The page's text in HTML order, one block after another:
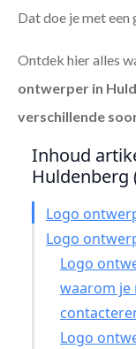
Dat doe je met een
Ontdek hier alles
ontwerper in
verschillende
Inhoud
Huldenberg
Logo
Logo
Logo
waarom je
Logo